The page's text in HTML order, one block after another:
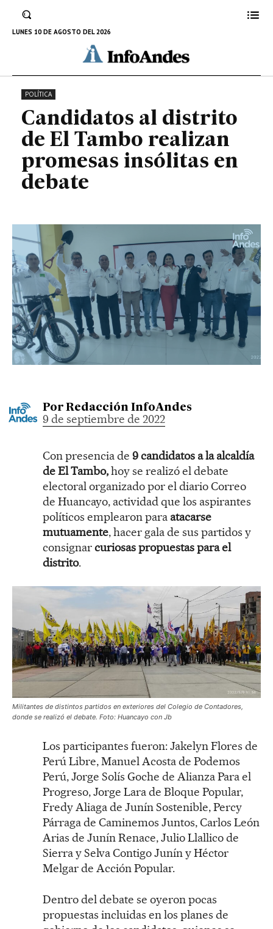
LUNES 10 DE AGOSTO DEL 2026insólitas en debate
9 DE SEPTIEMBRE DE 2022
POLÍTICA
Candidatos al distrito
de El Tambo realizan
promesas insólitas en
debate
Por Redacción InfoAndes
9 de septiembre de 2022
Con presencia de 9 candidatos a la alcaldía
de El Tambo,hoy se realizó el debate
electoral organizado por el diario Correo
de Huancayo, actividad que los aspirantes
políticos emplearon para atacarse
mutuamente, hacer gala de sus partidos y
consignarcuriosas propuestas para el
distrito.
Militantes de distintos partidos en exteriores del Colegio de Contadores,
donde se realizó el debate. Foto: Huancayo con Jb
Los participantes fueron: Jakelyn Flores de
Perú Libre, Manuel Acosta de Podemos
Perú, Jorge Solís Goche de Alianza Para el
Progreso, Jorge Lara de Bloque Popular,
Fredy Aliaga de Junín Sostenible, Percy
Párraga de Caminemos Juntos, Carlos León
Arias de Junín Renace, Julio Llallico de
Sierra y Selva Contigo Junín y Héctor
Melgar de Acción Popular.
Dentro del debate se oyeron pocas
propuestas incluidas en los planes de